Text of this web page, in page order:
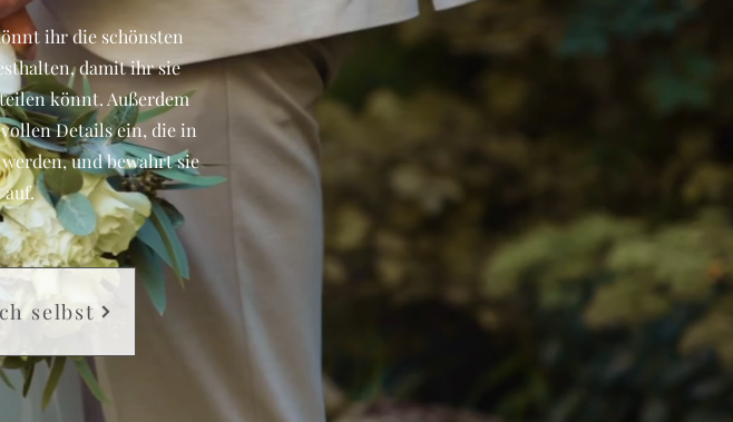
ihr die schönsten
damit ihr sie
könnt. Außerdem
Details ein, die in
und bewahrt sie
selbst